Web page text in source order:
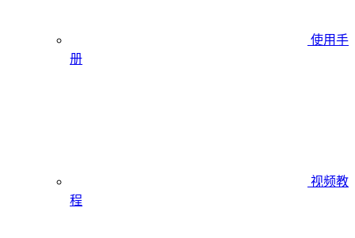
使用手
册
视频教
程